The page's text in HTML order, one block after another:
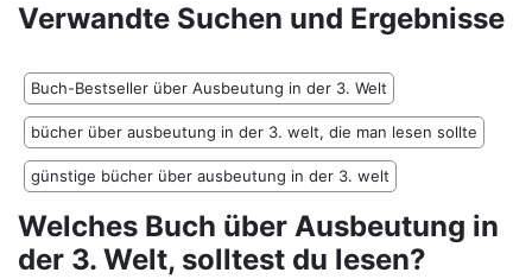
Verwandte Suchen und Ergebnisse
Buch-Bestseller über Ausbeutung in der 3. Welt
bücher über ausbeutung in der 3. welt, die man lesen sollte
günstige bücher über ausbeutung in der 3. welt
Welches Buch über Ausbeutung in
der 3. Welt, solltest du lesen?